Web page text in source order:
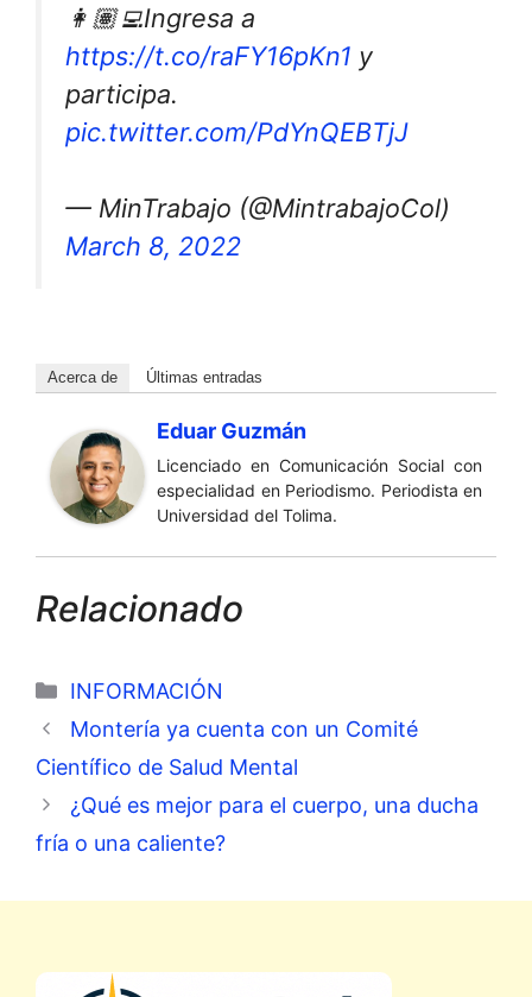
👩🏽‍💻Ingresa a
https://t.co/raFY16pKn1 y
participa.
pic.twitter.com/PdYnQEBTjJ
— MinTrabajo (@MintrabajoCol)
March 8, 2022
Acerca de Últimas entradas
Eduar Guzmán
Licenciado en Comunicación Social con
especialidad en Periodismo. Periodista en
Universidad del Tolima.
Relacionado
Categorías
INFORMACIÓN
Montería ya cuenta con un Comité
Científico de Salud Mental
¿Qué es mejor para el cuerpo, una ducha
fría o una caliente?